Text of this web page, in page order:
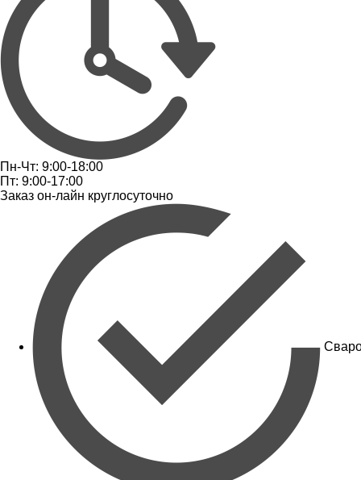
Пн-Чт: 9:00-18:00
Пт: 9:00-17:00
Заказ он-лайн круглосуточно